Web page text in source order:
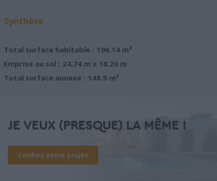
Synthèse
Total surface habitable : 196.14 m²
Emprise au sol : 24,74 m x 18,20 m
Total surface annexe : 148.9 m²
JE VEUX (PRESQUE) LA MÊME !
Confiez votre projet